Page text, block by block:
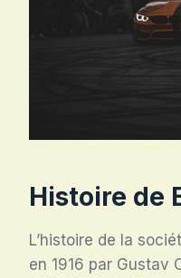
Histoire de
L’histoire de la
en 1916 par Gustav